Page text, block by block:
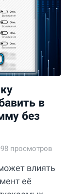
в
без
просмотров
влиять
её